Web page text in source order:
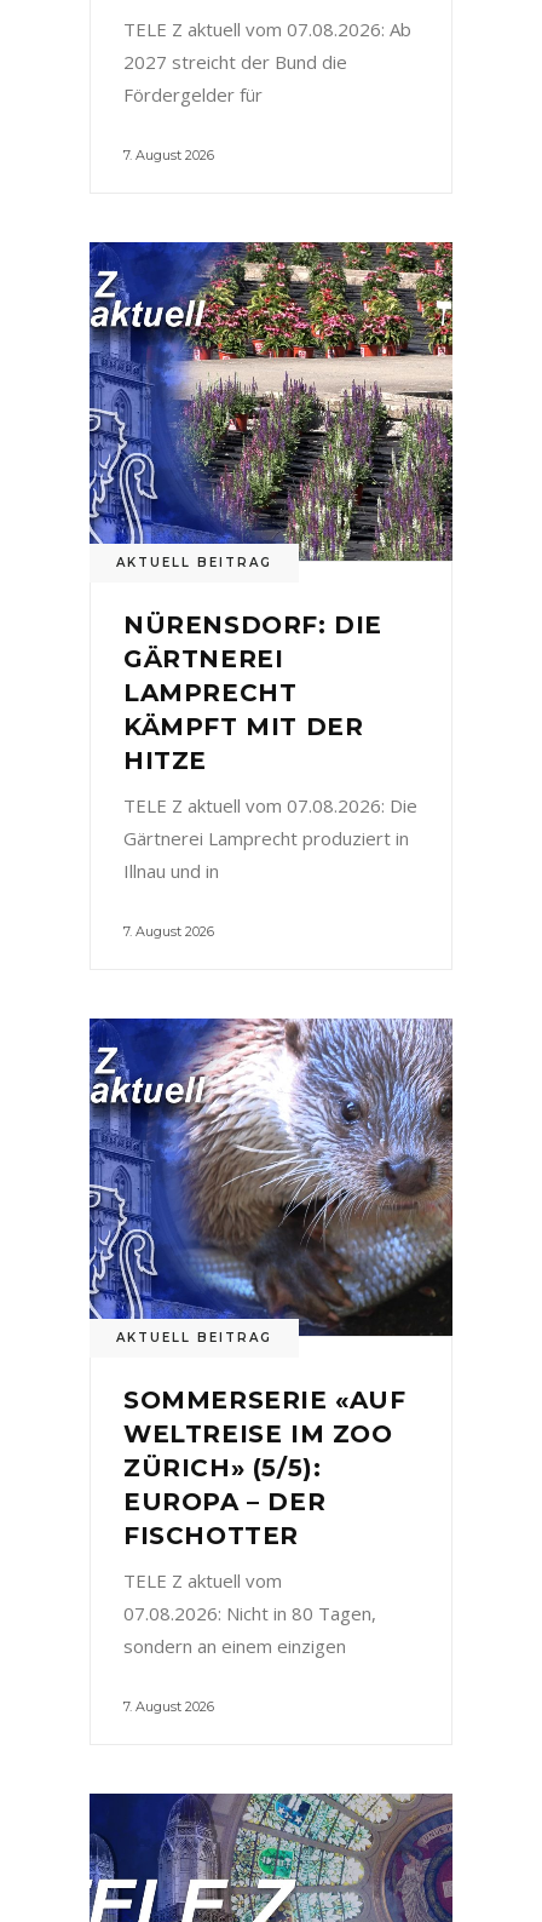
TELE Z aktuell vom 07.08.2026: Ab
2027 streicht der Bund die
Fördergelder für
7. August 2026
AKTUELL BEITRAG
NÜRENSDORF: DIE
GÄRTNEREI
LAMPRECHT
KÄMPFT MIT DER
HITZE
TELE Z aktuell vom 07.08.2026: Die
Gärtnerei Lamprecht produziert in
Illnau und in
7. August 2026
AKTUELL BEITRAG
SOMMERSERIE «AUF
WELTREISE IM ZOO
ZÜRICH» (5/5):
EUROPA – DER
FISCHOTTER
TELE Z aktuell vom
07.08.2026: Nicht in 80 Tagen,
sondern an einem einzigen
7. August 2026